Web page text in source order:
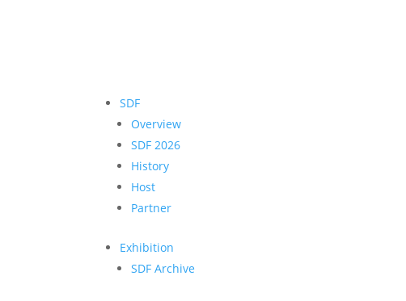
SDF
Overview
SDF 2026
History
Host
Partner
Exhibition
SDF Archive